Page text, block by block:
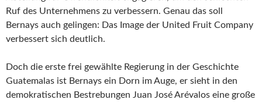
Ruf des Unternehmens zu verbessern. Genau das soll
Bernays auch gelingen: Das Image der United Fruit Company
verbessert sich deutlich.
Doch die erste frei gewählte Regierung in der Geschichte
Guatemalas ist Bernays ein Dorn im Auge, er sieht in den
demokratischen Bestrebungen Juan José Arévalos eine große